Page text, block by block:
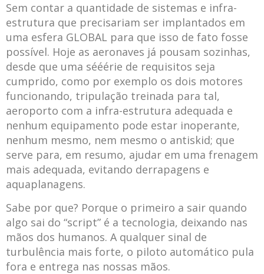
Sem contar a quantidade de sistemas e infra-
estrutura que precisariam ser implantados em
uma esfera GLOBAL para que isso de fato fosse
possível. Hoje as aeronaves já pousam sozinhas,
desde que uma sééérie de requisitos seja
cumprido, como por exemplo os dois motores
funcionando, tripulação treinada para tal,
aeroporto com a infra-estrutura adequada e
nenhum equipamento pode estar inoperante,
nenhum mesmo, nem mesmo o antiskid; que
serve para, em resumo, ajudar em uma frenagem
mais adequada, evitando derrapagens e
aquaplanagens.
Sabe por que? Porque o primeiro a sair quando
algo sai do “script” é a tecnologia, deixando nas
mãos dos humanos. A qualquer sinal de
turbulência mais forte, o piloto automático pula
fora e entrega nas nossas mãos.